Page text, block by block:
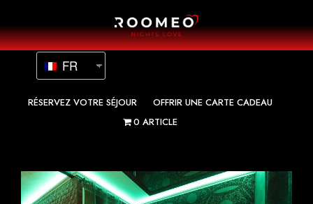
FR
RÉSERVEZ VOTRE SÉJOUR
OFFRIR UNE CARTE CADEAU
0 ARTICLE